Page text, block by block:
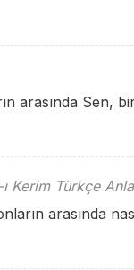
arasında Sen,
Kerim Türkçe
arasında